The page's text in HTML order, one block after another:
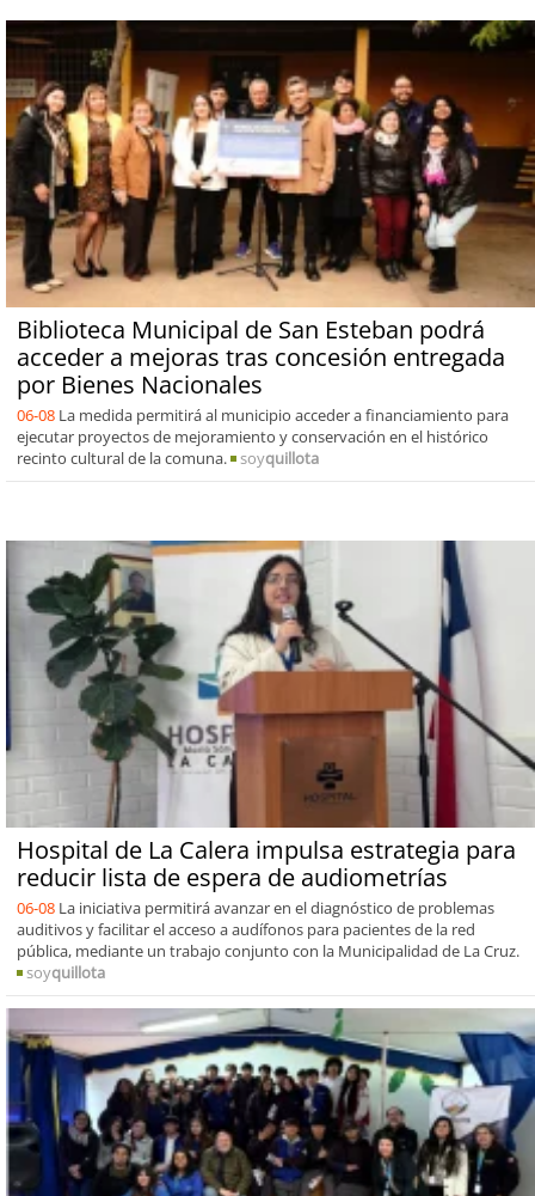
Biblioteca Municipal de San Esteban podrá
acceder a mejoras tras concesión entregada
por Bienes Nacionales
06-08 La medida permitirá al municipio acceder a financiamiento para
ejecutar proyectos de mejoramiento y conservación en el histórico
recinto cultural de la comuna.
soyquillota
Hospital de La Calera impulsa estrategia para
reducir lista de espera de audiometrías
06-08 La iniciativa permitirá avanzar en el diagnóstico de problemas
auditivos y facilitar el acceso a audífonos para pacientes de la red
pública, mediante un trabajo conjunto con la Municipalidad de La Cruz.
soyquillota